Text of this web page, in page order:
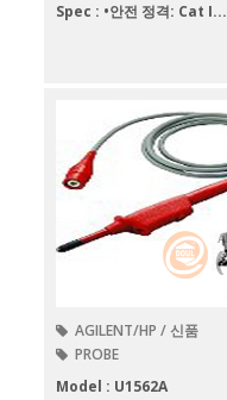
Spec : •안전 정격: Cat I...
AGILENT/HP / 신품
PROBE
Model : U1562A